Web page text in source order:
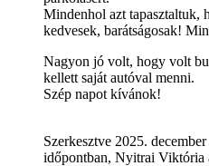
Mindenhol azt tapasztaltuk,
kedvesek, barátságosak!
Nagyon jó volt, hogy volt
kellett saját autóval menni.
Szép napot kívánok!
Szerkesztve 2025.
időpontban, Nyitrai Viktória